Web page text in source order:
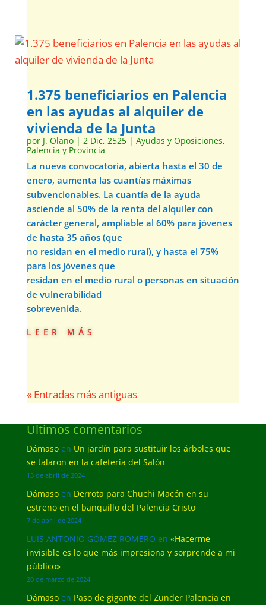
1.375 beneficiarios en Palencia
en las ayudas al alquiler de
vivienda de la Junta
por J. Olano| 2 Dic, 2525| Ayudas y Oposiciones,
Palencia y Provincia
La nueva convocatoria, abierta hasta el 30 de
enero, aumenta las cuantías máximas
subvencionables. La cuantía de la ayuda
asciende al 50% de la renta del alquiler con
carácter general, ampliable al 60% para jóvenes
de hasta 35 años (que
no residan en el medio rural), y hasta el 75%
para los jóvenes que
residan en el medio rural o personas en situación
de vulnerabilidad
sobrevenida.
leer más
« Entradas más antiguas
Últimos comentarios
Dámasoen Un jardín para sustituir los árboles que
se talaron en la cafetería del Salón
13 de abril de 2024
Dámasoen Derrota para Chuchi Macón en su
estreno en el banquillo del Palencia Cristo
7 de abril de 2024
LUIS ANTONIO GÓMEZ ROMERO en «Hacerme
invisible es lo que más impresiona y sorprende a mi
público»
20 de marzo de 2024
Dámasoen Paso de gigante del Zunder Palencia en